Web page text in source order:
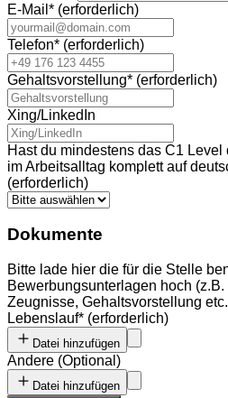
E-Mail * (erforderlich)
Telefon* (erforderlich)
Gehaltsvorstellung* (erforderlich)
Xing/LinkedIn
Hast du mindestens das C1 Level
im Arbeitsalltag komplett auf
(erforderlich)
Dokumente
Bitte lade hier die für die Stelle
Bewerbungsunterlagen hoch
Zeugnisse, Gehaltsvorstellung
Lebenslauf* (erforderlich)
Datei hinzufügen
Andere (Optional )
Datei hinzufügen